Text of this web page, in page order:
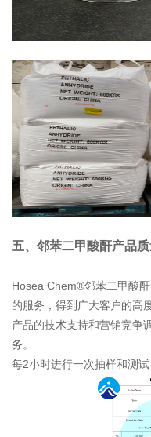
五、邻苯二甲酸酐产品
Hosea Chem®邻苯二甲酸
的服务，得到广大客户的高
产品的技术支持和营销竞争
务。
每2小时进行一次抽样和测试